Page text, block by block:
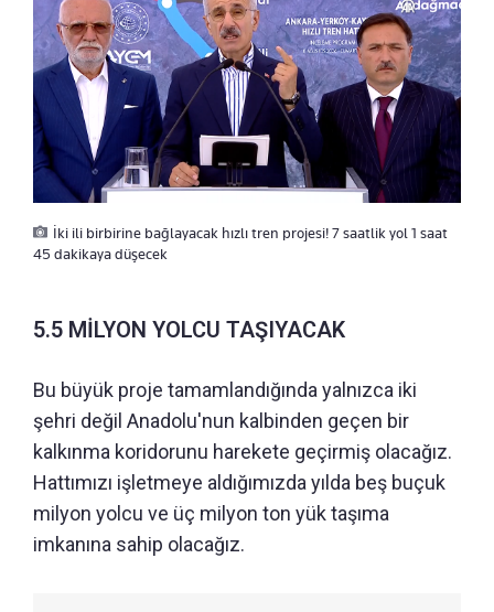
İki ili birbirine bağlayacak hızlı tren projesi! 7 saatlik yol 1 saat
45 dakikaya düşecek
5.5 MİLYON YOLCU TAŞIYACAK
Bu büyük proje tamamlandığında yalnızca iki
şehri değil Anadolu'nun kalbinden geçen bir
kalkınma koridorunu harekete geçirmiş olacağız.
Hattımızı işletmeye aldığımızda yılda beş buçuk
milyon yolcu ve üç milyon ton yük taşıma
imkanına sahip olacağız.